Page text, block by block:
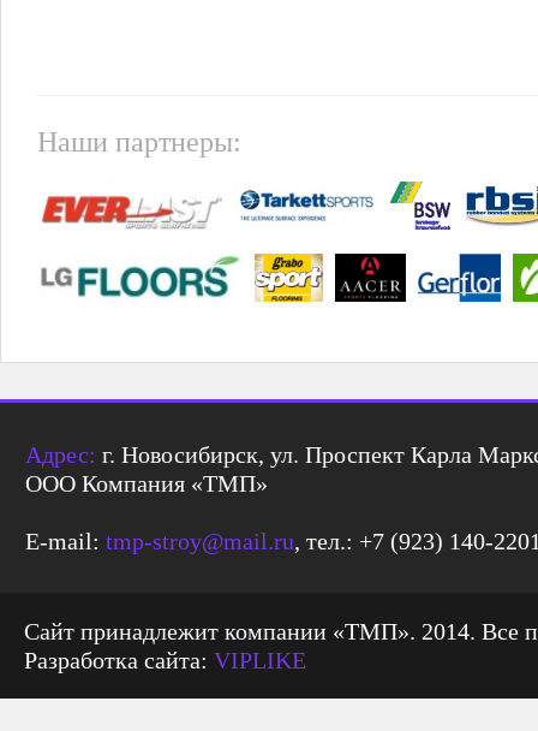
Наши партнеры:
Адрес: г. Новосибирск, ул. Проспект Карла
ООО Компания «ТМП»
E-mail: tmp-stroy@mail.ru, тел.: +7 (923) 140-
Сайт принадлежит компании «ТМП». 2014. Все
Разработка сайта: VIPLIKE